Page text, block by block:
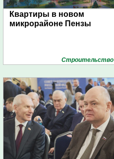
Квартиры в новом
микрорайоне Пензы
Строительство